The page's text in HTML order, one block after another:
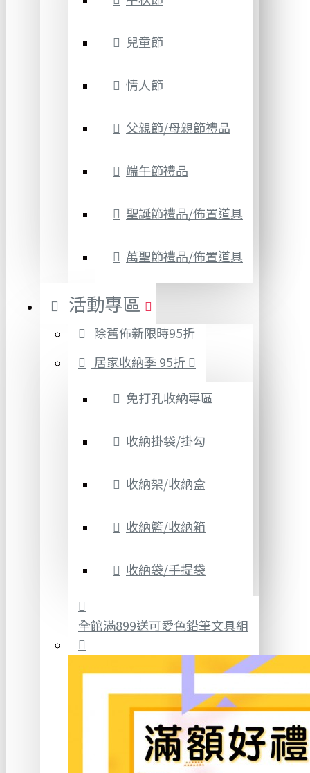
兒童節
情人節
父親節/母親節禮品
端午節禮品
聖誕節禮品/佈置道具
萬聖節禮品/佈置道具
活動專區
除舊佈新限時95折
居家收納季 95折
免打孔收納專區
收納掛袋/掛勾
收納架/收納盒
收納籃/收納箱
收納袋/手提袋
全館滿899送可愛色鉛筆文具組